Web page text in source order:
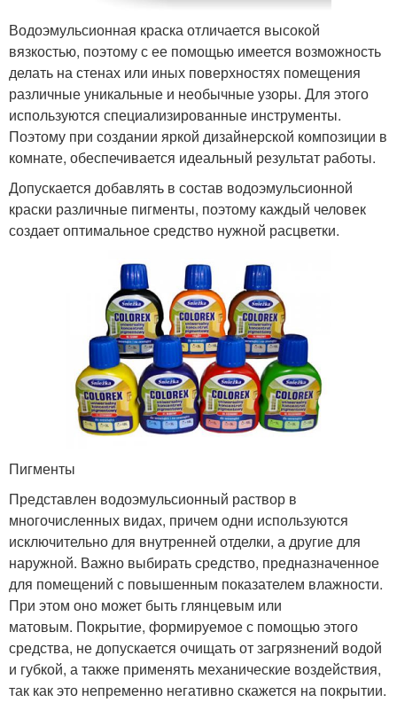
Водоэмульсионная краска отличается высокой
вязкостью, поэтому с ее помощью имеется возможность
делать на стенах или иных поверхностях помещения
различные уникальные и необычные узоры. Для этого
используются специализированные инструменты.
Поэтому при создании яркой дизайнерской композиции в
комнате, обеспечивается идеальный результат работы.
Допускается добавлять в состав водоэмульсионной
краски различные пигменты, поэтому каждый человек
создает оптимальное средство нужной расцветки.
Пигменты
Представлен водоэмульсионный раствор в
многочисленных видах, причем одни используются
исключительно для внутренней отделки, а другие для
наружной. Важно выбирать средство, предназначенное
для помещений с повышенным показателем влажности.
При этом оно может быть глянцевым или
матовым. Покрытие, формируемое с помощью этого
средства, не допускается очищать от загрязнений водой
и губкой, а также применять механические воздействия,
так как это непременно негативно скажется на покрытии.